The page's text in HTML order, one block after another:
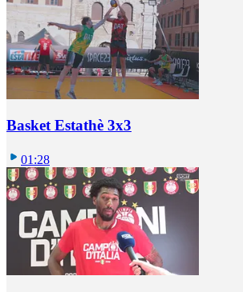
Basket Estathè 3x3
01:28